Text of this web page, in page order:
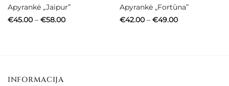
Apyrankė „Jaipur”
€45.00 – €58.00Price
Apyrankė „Fortūna”
€42.00 – €49.00Price
INFORMACIJA